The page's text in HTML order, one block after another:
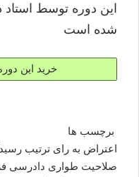
این دوره توسط
شده است
خرید این
برچسب ها
اعتراض به رای ترتیب
صلاحیت طواری دادرسی